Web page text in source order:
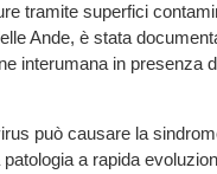
tramite superfici
Ande, è stata
interumana in presenza
può causare la
a rapida